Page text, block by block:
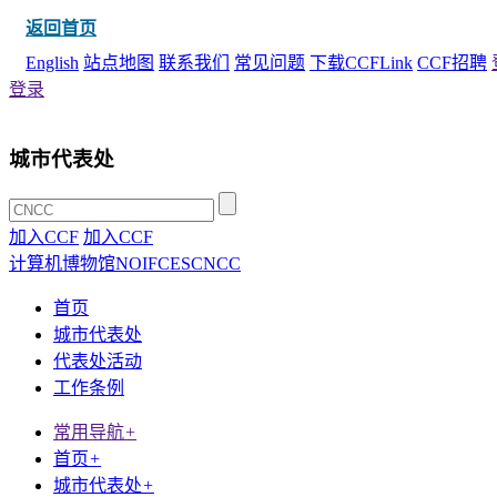
返回首页
English 站点地图 联系我们 常见问题 下载CCFLink CCF招聘
登录
城市代表处
加入CCF 加入CCF
计算机博物馆NOIFCESCNCC
首页
城市代表处
代表处活动
工作条例
常用导航+
首页+
城市代表处+